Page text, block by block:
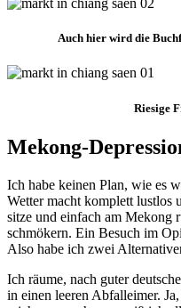
Auch hier wird die
Riesige
Mekong-
Ich habe keinen Plan, wie es
Wetter macht komplett lustlos
sitze und einfach am Mekong
schmökern. Ein Besuch im
Also habe ich zwei
Ich räume, nach guter
in einen leeren Abfalleimer.